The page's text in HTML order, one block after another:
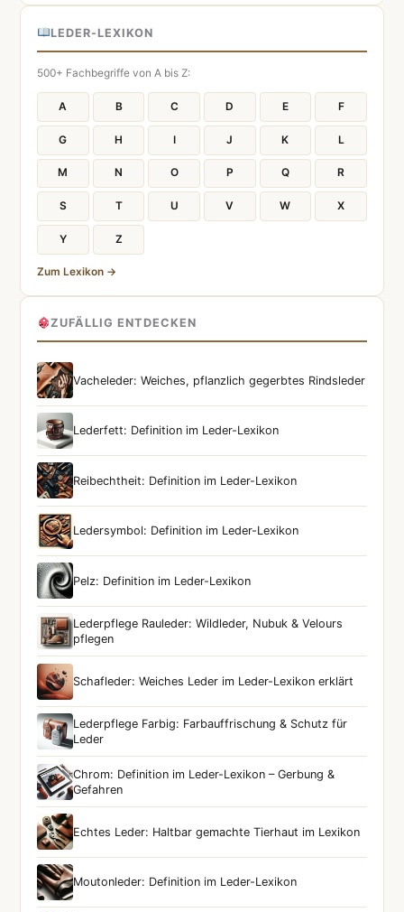
LEDER-LEXIKON
500+ Fachbegriffe von A bis Z:
A B C D E F
G H I J K L
M N O P Q R
S T U V W X
Y Z
Zum Lexikon →
ZUFÄLLIG ENTDECKEN
Vacheleder: Weiches, pflanzlich gegerbtes Rindsleder
Lederfett: Definition im Leder-Lexikon
Reibechtheit: Definition im Leder-Lexikon
Ledersymbol: Definition im Leder-Lexikon
Pelz: Definition im Leder-Lexikon
Lederpflege Rauleder: Wildleder, Nubuk & Velours
pflegen
Schafleder: Weiches Leder im Leder-Lexikon erklärt
Lederpflege Farbig: Farbauffrischung & Schutz für
Leder
Chrom: Definition im Leder-Lexikon – Gerbung &
Gefahren
Echtes Leder: Haltbar gemachte Tierhaut im Lexikon
Moutonleder: Definition im Leder-Lexikon